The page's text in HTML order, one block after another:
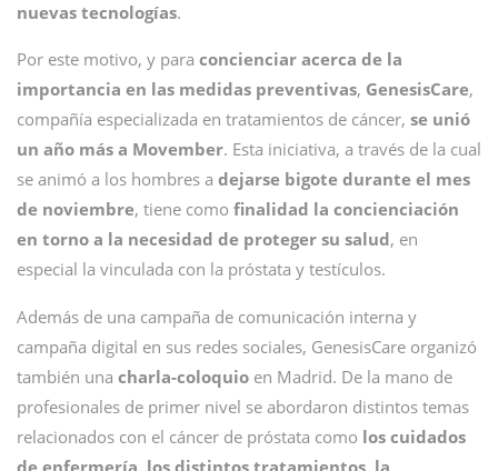
nuevas tecnologías.
Por este motivo, y para concienciar acerca de la
importancia en las medidas preventivas, GenesisCare,
compañía especializada en tratamientos de cáncer, se unió
un año más a Movember. Esta iniciativa, a través de la cual
se animó a los hombres a dejarse bigote durante el mes
de noviembre, tiene como finalidad la concienciación
en torno a la necesidad de proteger su salud, en
especial la vinculada con la próstata y testículos.
Además de una campaña de comunicación interna y
campaña digital en sus redes sociales, GenesisCare organizó
también una charla-coloquio en Madrid. De la mano de
profesionales de primer nivel se abordaron distintos temas
relacionados con el cáncer de próstata como los cuidados
de enfermería, los distintos tratamientos, la